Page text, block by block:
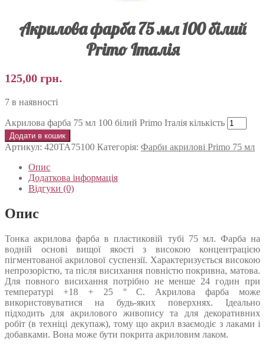
Акрилова фарба 75 мл 100 білий
Primo Італія
125,00 грн.
7 в наявності
Акрилова фарба 75 мл 100 білий Primo Італія кількість
Додати в кошик
Артикул: 420TA75100 Категорія: Фарби акрилові Primo 75 мл
Опис
Додаткова інформація
Відгуки (0)
Опис
Тонка акрилова фарба в пластиковій тубі 75 мл. Фарба на
водній основі вищої якості з високою концентрацією
пігментованої акрилової суспензії. Характеризується високою
непрозорістю, та після висихання повністю покривна, матова.
Для повного висихання потрібно не менше 24 годин при
температурі +18 + 25 ° С. Акрилова фарба може
використовуватися на будь-яких поверхнях. Ідеально
підходить для акрилового живопису та для декоративних
робіт (в техніці декупаж), тому що акрил взаємодіє з лаками і
добавками. Вона може бути покрита акриловим лаком.